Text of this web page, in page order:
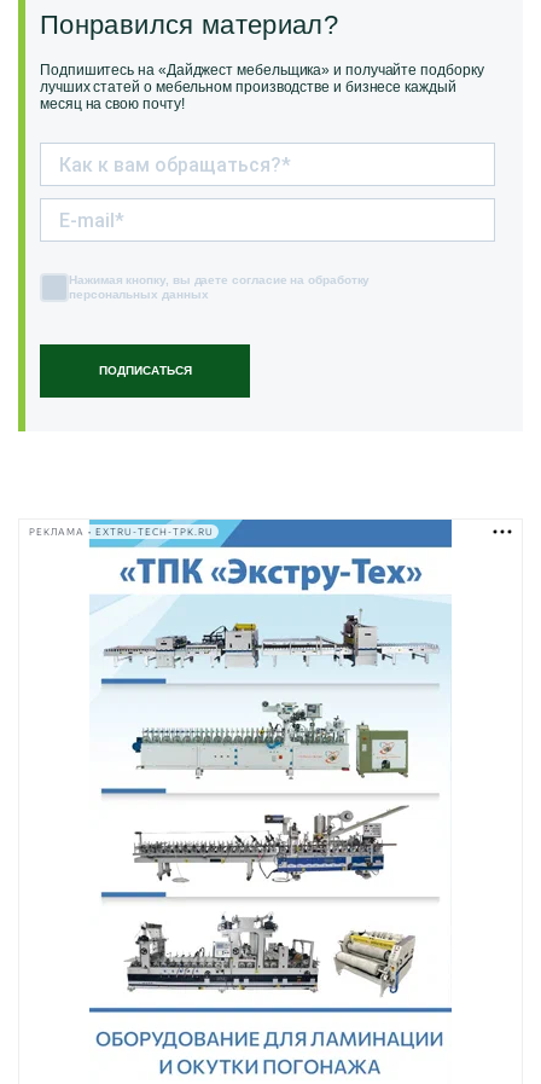
Понравился материал?
Подпишитесь на «Дайджест мебельщика» и получайте подборку
лучших статей о мебельном производстве и бизнесе каждый
месяц на свою почту!
ПОДПИСАТЬСЯ
Нажимая кнопку, вы даете согласие на обработку
персональных данных
РЕКЛАМА • EXTRU-TECH-TPK.RU